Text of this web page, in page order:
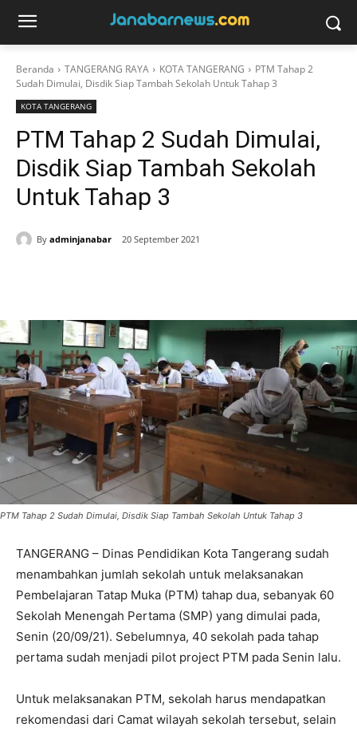
Beranda TANGERANG RAYA KOTA TANGERANG
PTM Tahap 2
Sudah Dimulai, Disdik Siap Tambah Sekolah Untuk Tahap 3
KOTA TANGERANG
PTM Tahap 2 Sudah Dimulai,
Disdik Siap Tambah Sekolah
Untuk Tahap 3
By adminjanabar 20 September 2021
PTM Tahap 2 Sudah Dimulai, Disdik Siap Tambah Sekolah Untuk Tahap 3
TANGERANG – Dinas Pendidikan Kota Tangerang sudah
menambahkan jumlah sekolah untuk melaksanakan
Pembelajaran Tatap Muka (PTM) tahap dua, sebanyak 60
Sekolah Menengah Pertama (SMP) yang dimulai pada,
Senin (20/09/21). Sebelumnya, 40 sekolah pada tahap
pertama sudah menjadi pilot project PTM pada Senin lalu.
Untuk melaksanakan PTM, sekolah harus mendapatkan
rekomendasi dari Camat wilayah sekolah tersebut, selain